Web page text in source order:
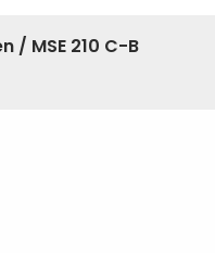
/ MSE 210 C-B